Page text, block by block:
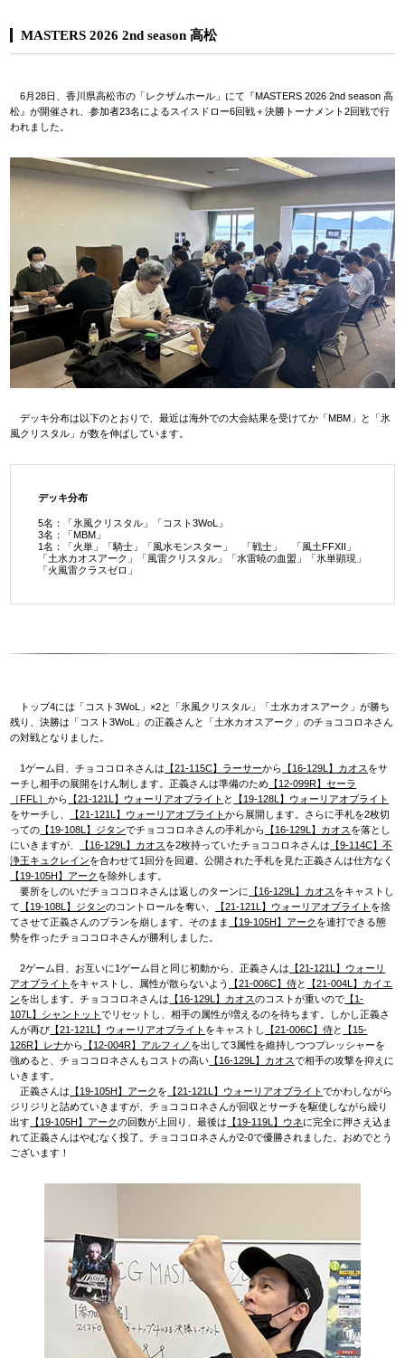
MASTERS 2026 2nd season 高松
6月28日、香川県高松市の「レクザムホール」にて『MASTERS 2026 2nd season 高
松』が開催され、参加者23名によるスイスドロー6回戦＋決勝トーナメント2回戦で行
われました。
デッキ分布は以下のとおりで、最近は海外での大会結果を受けてか「MBM」と「氷
風クリスタル」が数を伸ばしています。
デッキ分布
5名：「氷風クリスタル」「コスト3WoL」
3名：「MBM」
1名：「火単」「騎士」「風水モンスター」 「戦士」 「風土FFXII」
「土水カオスアーク」「風雷クリスタル」「水雷暁の血盟」「氷単顕現」
「火風雷クラスゼロ」
トップ4には「コスト3WoL」×2と「氷風クリスタル」「土水カオスアーク」が勝ち
残り、決勝は「コスト3WoL」の正義さんと「土水カオスアーク」のチョココロネさん
の対戦となりました。
1ゲーム目、チョココロネさんは 【21-115C】ラーサーから 【16-129L】カオス をサ
ーチし相手の展開をけん制します。正義さんは準備のため 【12-099R】セーラ
［FFL］から 【21-121L】ウォーリアオブライト と
【19-128L】ウォーリアオブライト
をサーチし、
【21-121L】ウォーリアオブライトから展開します。さらに手札を2枚切
っての 【19-108L】ジタンでチョココロネさんの手札から 【16-129L】カオス を落とし
にいきますが、
【16-129L】カオス を2枚持っていたチョココロネさんは
【9-114C】不
浄王キュクレインを合わせて1回分を回避。公開された手札を見た正義さんは仕方なく
【19-105H】アーク を除外します。
要所をしのいだチョココロネさんは返しのターンに
【16-129L】カオス をキャストし
て
【19-108L】ジタンのコントロールを奪い、 【21-121L】ウォーリアオブライト を捨
てさせて正義さんのプランを崩します。そのまま
【19-105H】アーク を連打できる態
勢を作ったチョココロネさんが勝利しました。
2ゲーム目、お互いに1ゲーム目と同じ初動から、正義さんは
【21-121L】ウォーリ
アオブライト をキャストし、属性が散らないよう 【21-006C】侍と
【21-004L】カイエ
ンを出します。チョココロネさんは 【16-129L】カオスのコストが重いので 【1-
107L】シャントットでリセットし、相手の属性が増えるのを待ちます。しかし正義さ
んが再び 【21-121L】ウォーリアオブライト をキャストし 【21-006C】侍と
【15-
126R】レナから 【12-004R】アルフィノ を出して3属性を維持しつつプレッシャーを
強めると、チョココロネさんもコストの高い 【16-129L】カオスで相手の攻撃を抑えに
いきます。
正義さんは
【19-105H】アーク を 【21-121L】ウォーリアオブライトでかわしながら
ジリジリと詰めていきますが、チョココロネさんが回収とサーチを駆使しながら繰り
出す 【19-105H】アークの回数が上回り、最後は 【19-119L】ウネに完全に押さえ込ま
れて正義さんはやむなく投了。チョココロネさんが2-0で優勝されました。おめでとう
ございます！